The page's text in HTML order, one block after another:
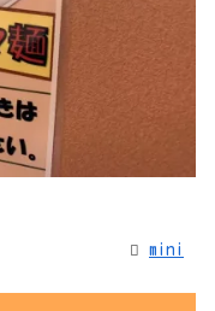
mini